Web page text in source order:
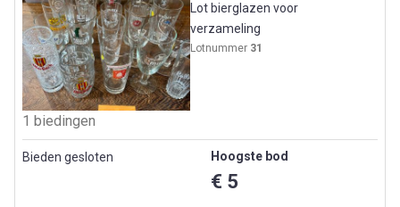
Lot bierglazen voor
verzameling
Lotnummer 31
1 biedingen
Bieden gesloten Hoogste bod
€ 5